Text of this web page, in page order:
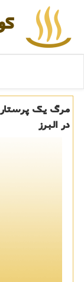
مرگ یك پرستار
در البرز